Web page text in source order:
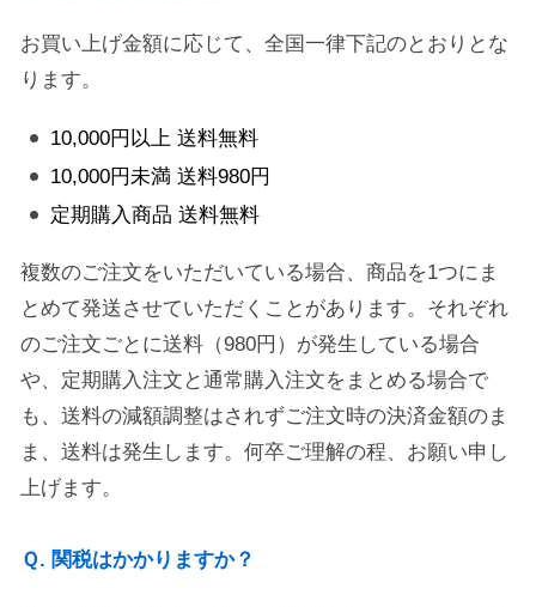
お買い上げ金額に応じて、全国一律下記のとおりとな
ります。
10,000円以上 送料無料
10,000円未満 送料980円
定期購入商品 送料無料
複数のご注文をいただいている場合、商品を1つにま
とめて発送させていただくことがあります。それぞれ
のご注文ごとに送料（980円）が発生している場合
や、定期購入注文と通常購入注文をまとめる場合で
も、送料の減額調整はされずご注文時の決済金額のま
ま、送料は発生します。何卒ご理解の程、お願い申し
上げます。
Ｑ. 関税はかかりますか？